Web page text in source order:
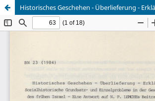
Historisches Geschehen - Überlieferung -